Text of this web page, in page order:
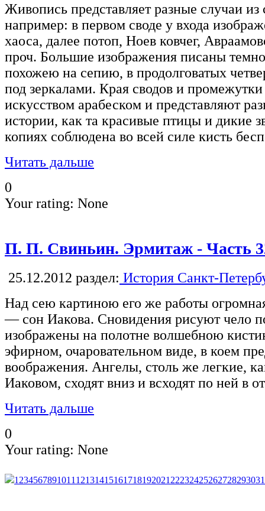
Живопись представляет разные случаи
например: в первом своде у входа
хаоса, далее потоп, Ноев ковчег,
проч. Большие изображения писаны
похожею на сепию, в продолговатых
под зеркалами. Края сводов и
искусством арабеском и представляют
истории, как та красивые птицы и дикие
копиях соблюдена во всей силе кисть
Читать дальше
0
Your rating: None
П. П. Свиньин. Эрмитаж - Часть
25.12.2012 раздел: История Санкт-
Над сею картиною его же работы
— сон Иакова. Сновидения рисуют чело
изображены на полотне волшебною
эфирном, очаровательном виде, в коем
воображения. Ангелы, столь же легкие,
Иаковом, сходят вниз и всходят по ней в
Читать дальше
0
Your rating: None
1 234567891011 12131415161718192021 22232425262728293031